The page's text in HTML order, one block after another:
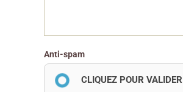
Anti-spam
CLIQUEZ POUR VALIDER